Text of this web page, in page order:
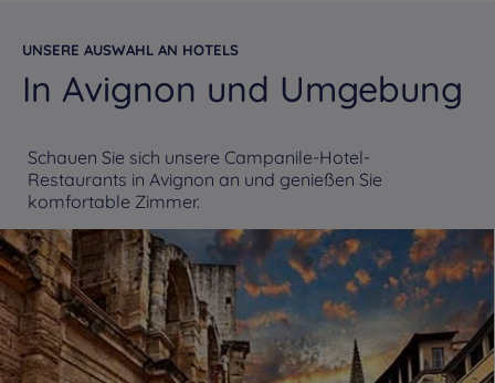
UNSERE AUSWAHL AN HOTELS
In Avignon und Umgebung
Schauen Sie sich unsere Campanile-Hotel-
Restaurants in Avignon an und genießen Sie
komfortable Zimmer.